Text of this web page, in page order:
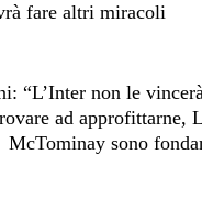
fare altri miracoli
“L’Inter non le
ad approfittarne,
McTominay sono